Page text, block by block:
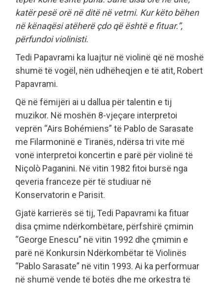
katër pesë orë në ditë në vetmi. Kur këto bëhen
në kënaqësi atëherë çdo që është e fituar.”,
përfundoi violinisti.
Tedi Papavrami ka luajtur në violinë që në moshë
shumë të vogël, nën udhëheqjen e të atit, Robert
Papavrami.
Që në fëmijëri ai u dallua për talentin e tij
muzikor. Në moshën 8-vjeçare interpretoi
veprën “Airs Bohémiens” të Pablo de Sarasate
me Filarmoninë e Tiranës, ndërsa tri vite më
vonë interpretoi koncertin e parë për violinë të
Niçolò Paganini. Në vitin 1982 fitoi bursë nga
qeveria franceze për të studiuar në
Konservatorin e Parisit.
Gjatë karrierës së tij, Tedi Papavrami ka fituar
disa çmime ndërkombëtare, përfshirë çmimin
“George Enescu” në vitin 1992 dhe çmimin e
parë në Konkursin Ndërkombëtar të Violinës
“Pablo Sarasate” në vitin 1993. Ai ka performuar
në shumë vende të botës dhe me orkestra të